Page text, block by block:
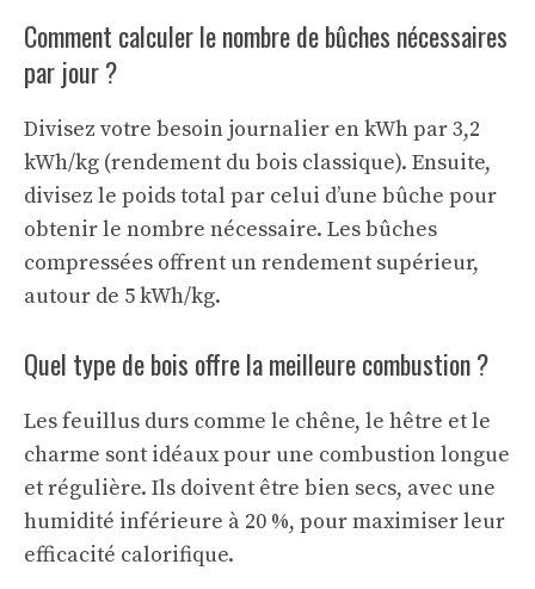
Comment calculer le nombre de bûches nécessaires
par jour ?
Divisez votre besoin journalier en kWh par 3,2
kWh/kg (rendement du bois classique). Ensuite,
divisez le poids total par celui d’une bûche pour
obtenir le nombre nécessaire. Les bûches
compressées offrent un rendement supérieur,
autour de 5 kWh/kg.
Quel type de bois offre la meilleure combustion ?
Les feuillus durs comme le chêne, le hêtre et le
charme sont idéaux pour une combustion longue
et régulière. Ils doivent être bien secs, avec une
humidité inférieure à 20 %, pour maximiser leur
efficacité calorifique.